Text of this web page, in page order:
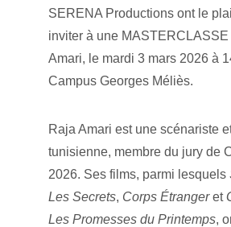
SERENA Productions ont le
inviter à une
Amari, le mardi 3 mars 2026 à
Campus Georges Méliès.
Raja Amari est une scénariste
tunisienne, membre du jury de
2026. Ses films, parmi lesquels
Les Secrets, Corps Étranger et
Les Promesses du Printemps,